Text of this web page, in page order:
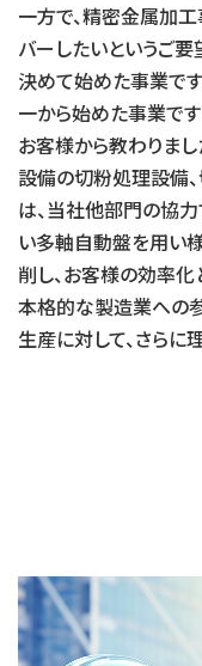
一方で、精密金属加
バーしたいというご要
決めて始めた事業です
一から始めた事業です
お客様から教わりま
設備の切粉処理設備
は、当社他部門の協
い多軸自動盤を用い
削し、お客様の効率
本格的な製造業への
生産に対して、さらに